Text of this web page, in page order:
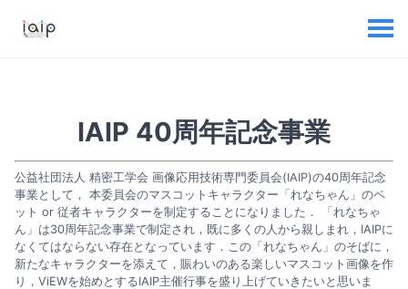
IAIP 40周年記念事業
公益社団法人 精密工学会 画像応用技術専門委員会(IAIP)の40周年記念
事業として， 本委員会のマスコットキャラクター「れなちゃん」のペ
ット or 従者キャラクターを制定することになりました． 「れなちゃ
ん」は30周年記念事業で制定され，既に多くの人から親しまれ，IAIPに
なくてはならない存在となっています．この「れなちゃん」のそばに，
新たなキャラクターを添えて，賑わいのある楽しいマスコット画像を作
り，ViEWを始めとするIAIP主催行事を盛り上げていきたいと思いま